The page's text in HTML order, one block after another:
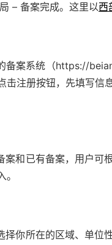
– 备案完成。这里以西
备案系统（https://
击注册按钮，先填写信
案和已有备案，用户可
择你所在的区域、单位